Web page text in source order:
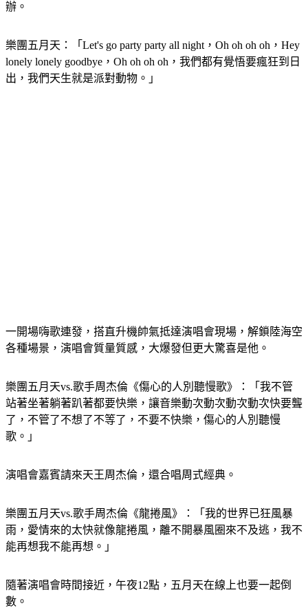
樂團五月天，2021跨年，不在任何一場晚會，而是在線上舉
樂團五月天：「Let's go party party all night，Oh oh oh oh，Hey
lonely lonely goodbye，Oh oh oh oh，我們都有覺悟要瘋狂到日
一開場嗨歌連發，搭直升機帥氣抵達演唱會現場，解鎖陸海空
樂團五月天vs.歌手周杰倫《傷心的人別聽慢歌》：「我不管
站著坐著躺著趴著都要快樂，讓音樂動次動次動次動次快要聾
了，不管了不想了不等了，不要不快樂，傷心的人別聽慢
樂團五月天vs.歌手周杰倫《龍捲風》：「我的世界已狂風暴
雨，愛情來的太快就像龍捲風，離不開暴風圈來不及逃，我不
隨著演唱會時間接近，午夜12點，五月天在線上也要一起倒